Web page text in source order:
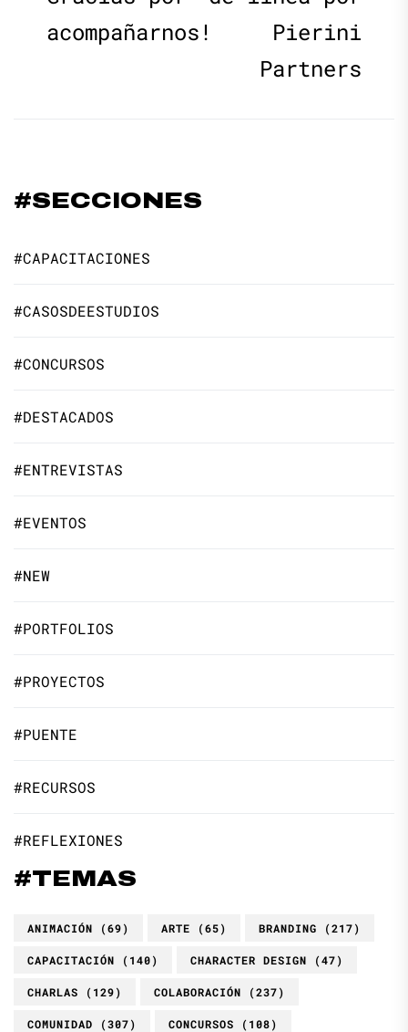
acompañarnos!
Pierini
Partners
#SECCIONES
#CAPACITACIONES
#CASOSDEESTUDIOS
#CONCURSOS
#DESTACADOS
#ENTREVISTAS
#EVENTOS
#NEW
#PORTFOLIOS
#PROYECTOS
#PUENTE
#RECURSOS
#REFLEXIONES
#TEMAS
ANIMACIÓN (69) ARTE (65) BRANDING (217)
CAPACITACIÓN (140) CHARACTER DESIGN (47)
CHARLAS (129) COLABORACIÓN (237)
COMUNIDAD (307) CONCURSOS (108)